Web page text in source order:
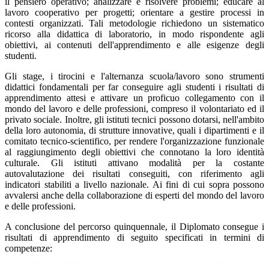
lavoro cooperativo per progetti; orientare a gestire processi in
contesti organizzati. Tali metodologie richiedono un sistematico
ricorso alla didattica di laboratorio, in modo rispondente agli
obiettivi, ai contenuti dell'apprendimento e alle esigenze degli
studenti.
Gli stage, i tirocini e l'alternanza scuola/lavoro sono strumenti
didattici fondamentali per far conseguire agli studenti i risultati di
apprendimento attesi e attivare un proficuo collegamento con il
mondo del lavoro e delle professioni, compreso il volontariato ed il
privato sociale. Inoltre, gli istituti tecnici possono dotarsi, nell'ambito
della loro autonomia, di strutture innovative, quali i dipartimenti e il
comitato tecnico-scientifico, per rendere l'organizzazione funzionale
al raggiungimento degli obiettivi che connotano la loro identità
culturale. Gli istituti attivano modalità per la costante
autovalutazione dei risultati conseguiti, con riferimento agli
indicatori stabiliti a livello nazionale. Ai fini di cui sopra possono
avvalersi anche della collaborazione di esperti del mondo del lavoro
e delle professioni.
A conclusione del percorso quinquennale, il Diplomato consegue i
risultati di apprendimento di seguito specificati in termini di
competenze: